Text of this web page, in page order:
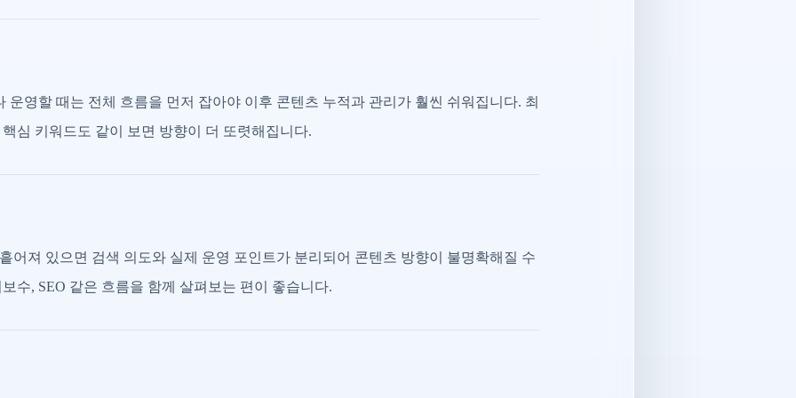
운영할 때는 전체 흐름을 먼저 잡아야 이후 콘텐츠 누적과 관리가 훨씬 쉬워집니다. 최
심 키워드도 같이 보면 방향이 더 또렷해집니다.
어져 있으면 검색 의도와 실제 운영 포인트가 분리되어 콘텐츠 방향이 불명확해질 수
수, SEO 같은 흐름을 함께 살펴보는 편이 좋습니다.